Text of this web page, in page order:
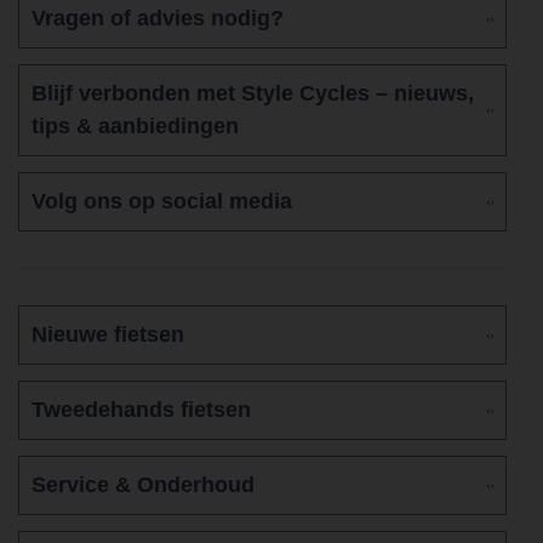
Vragen of advies nodig?
Blijf verbonden met Style Cycles – nieuws,
tips & aanbiedingen
Volg ons op social media
Nieuwe fietsen
Tweedehands fietsen
Service & Onderhoud